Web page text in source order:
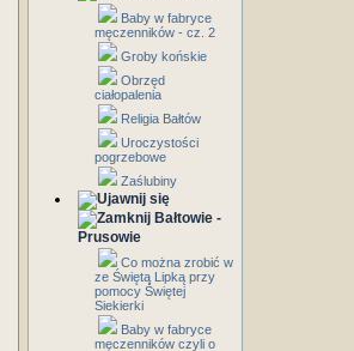
Baby w fabryce
męczenników - cz. 2
Groby końskie
Obrzęd
ciałopalenia
Religia Bałtów
Uroczystości
pogrzebowe
Zaślubiny
Bałtowie -
Prusowie
Co można zrobić w
ze Świętą Lipką przy
pomocy Świętej
Siekierki
Baby w fabryce
męczenników czyli o